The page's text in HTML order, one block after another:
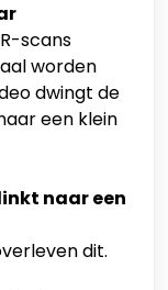
scans
worden
dwingt de
een klein
naar een
dit.